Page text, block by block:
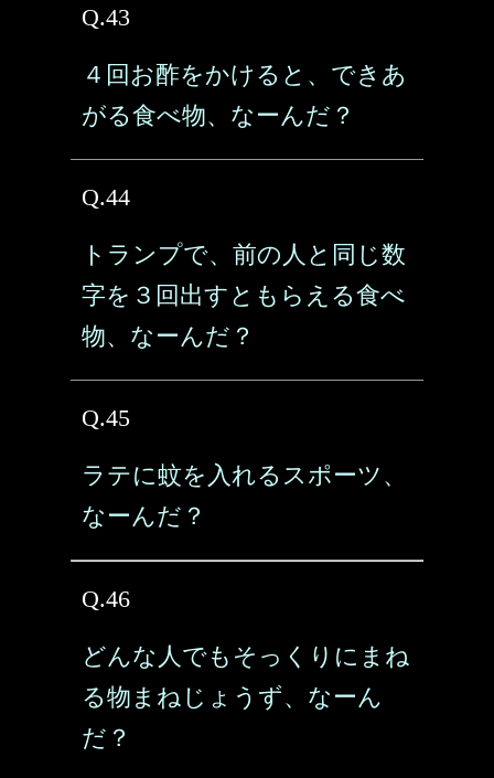
Q.43
４回お酢をかけると、できあ
がる食べ物、なーんだ？
Q.44
トランプで、前の人と同じ数
字を３回出すともらえる食べ
物、なーんだ？
Q.45
ラテに蚊を入れるスポーツ、
なーんだ？
Q.46
どんな人でもそっくりにまね
る物まねじょうず、なーん
だ？